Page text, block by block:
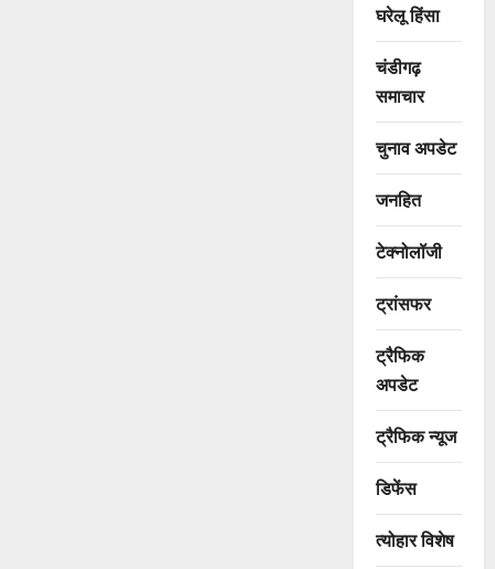
घरेलू हिंसा
चंडीगढ़
समाचार
चुनाव अपडेट
जनहित
टेक्नोलॉजी
ट्रांसफर
ट्रैफिक
अपडेट
ट्रैफिक न्यूज
डिफेंस
त्योहार विशेष